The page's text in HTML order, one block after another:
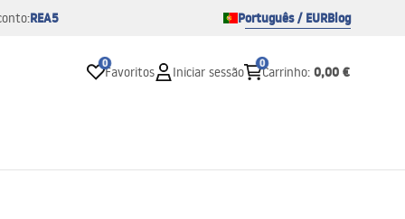
REA5 Português / EURBlog
0
Favoritos Iniciar sessão
0
Carrinho: 0,00 €